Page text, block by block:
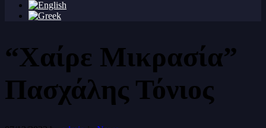
“Χαίρε Μικρασία”
Πασχάλης Τόνιος